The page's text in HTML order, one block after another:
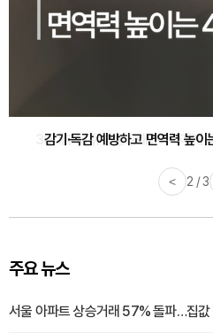
감기·독감 예방하고 면역력 높
< 3 / 3
주요 뉴스
서울 아파트 상승거래 57% 돌파…집값